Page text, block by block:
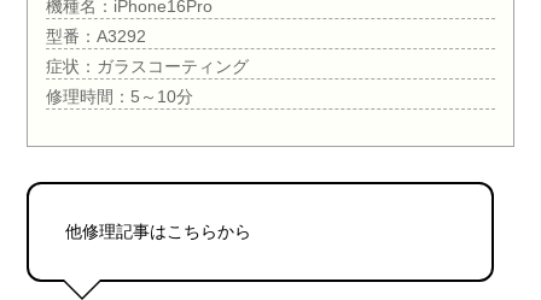
機種名：iPhone16Pro
型番：A3292
症状：ガラスコーティング
修理時間：5～10分
他修理記事はこちらから